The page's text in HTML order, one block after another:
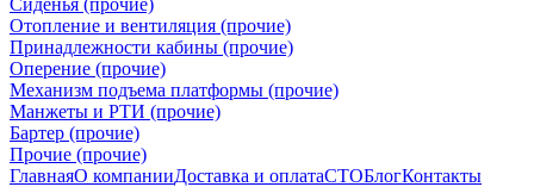
Сиденья (прочие)
Отопление и вентиляция (прочие)
Принадлежности кабины (прочие)
Оперение (прочие)
Механизм подъема платформы (прочие)
Манжеты и РТИ (прочие)
Бартер (прочие)
Прочие (прочие)
ГлавнаяО компанииДоставка и оплатаСТОБлогКонтакты